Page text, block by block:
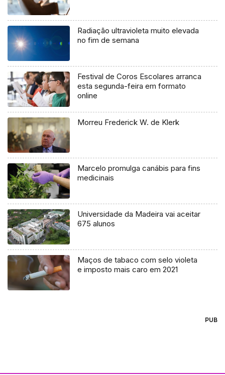
Radiação ultravioleta muito elevada
no fim de semana
Festival de Coros Escolares arranca
esta segunda-feira em formato
online
Morreu Frederick W. de Klerk
Marcelo promulga canábis para fins
medicinais
Universidade da Madeira vai aceitar
675 alunos
Maços de tabaco com selo violeta
e imposto mais caro em 2021
PUB